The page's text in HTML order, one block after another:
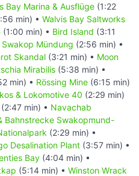
Bay Marina & Ausflüge (1:22
min) • Walvis Bay Saltworks
(1:00 min) • Bird Island (3:11
Swakop Mündung (2:56 min) •
Skandal (3:21 min) • Moon
Mirabilis (5:38 min) •
min) • Rössing Mine (6:15 min)
& Lokomotive 40 (2:29 min)
(2:47 min) • Navachab
Bahnstrecke Swakopmund-
(2:29 min) •
Desalination Plant (3:57 min) •
Bay (4:04 min) •
(5:14 min) • Winston Wrack